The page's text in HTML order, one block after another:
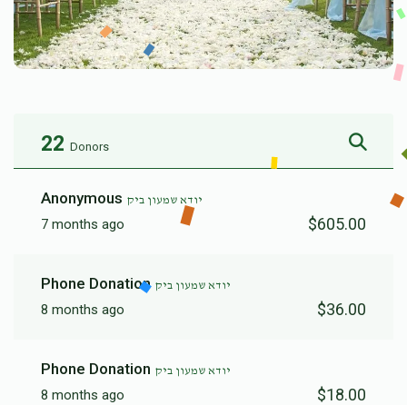
22 Donors
Anonymous יודא שמעון ביק
7 months ago $605.00
Phone Donation יודא שמעון ביק
8 months ago $36.00
Phone Donation יודא שמעון ביק
8 months ago $18.00